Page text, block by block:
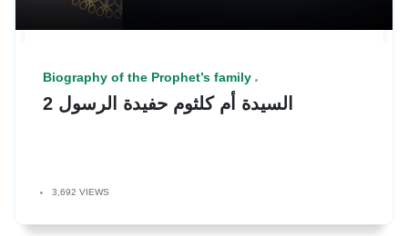
Biography of the Prophet’s family
السيدة أم كلثوم حفيدة الرسول 2
3,692 VIEWS